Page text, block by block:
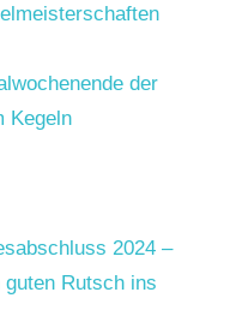
der
Kegeln
2024 –
guten Rutsch ins